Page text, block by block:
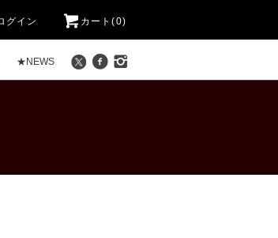
グイン カート(0)
★NEWS